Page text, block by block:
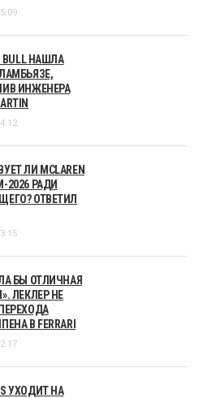
BULL НАШЛА
ИНЖЕНЕРА
ЛИ MCLAREN
2026 РАДИ
ОТВЕТИЛ
БЫ ОТЛИЧНАЯ
ЛЕКЛЕР НЕ
В FERRARI
УХОДИТ НА